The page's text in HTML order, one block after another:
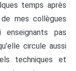
temps après
mes collègues
enseignants pas
circule aussi
techniques et